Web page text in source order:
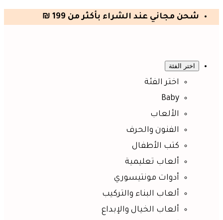
شحن مجاني عند الشراء بأكثر من 199 ₪
اختر الفئة
اختر الفئة
Baby
الألعاب
الفنون والحرف
كتب الأطفال
ألعاب تعليمية
أدوات مونتيسوري
ألعاب البناء والتركيب
ألعاب الخيال والإبداع